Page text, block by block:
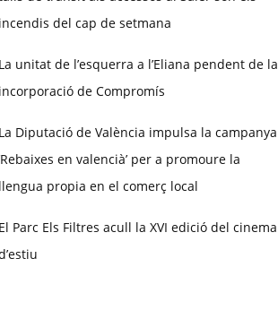
incendis del cap de setmana
La unitat de l’esquerra a l’Eliana pendent de la
incorporació de Compromís
La Diputació de València impulsa la campanya
en valencià’ per a promoure la
llengua propia en el comerç local
El Parc Els Filtres acull la XVI edició del cinema